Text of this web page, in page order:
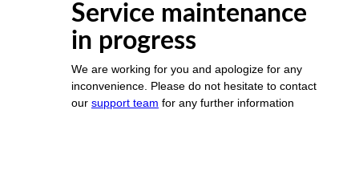
Service maintenance
in progress
We are working for you and apologize for any
inconvenience. Please do not hesitate to contact
our support team for any further information